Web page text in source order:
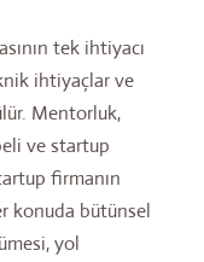
tek ihtiyacı
ihtiyaçlar ve
Mentorluk,
ve startup
firmanın
konuda bütünsel
yol